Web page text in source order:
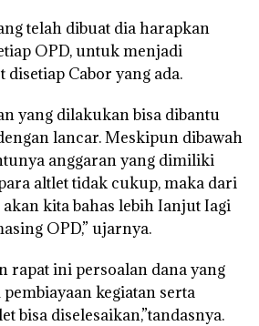
telah dibuat dia harapkan
OPD, untuk menjadi
disetiap Cabor yang ada.
yang dilakukan bisa dibantu
lancar. Meskipun dibawah
anggaran yang dimiliki
altlet tidak cukup, maka dari
kita bahas lebih Ianjut Iagi
OPD,” ujarnya.
rapat ini persoalan dana yang
kegiatan serta
bisa diselesaikan,”tandasnya.